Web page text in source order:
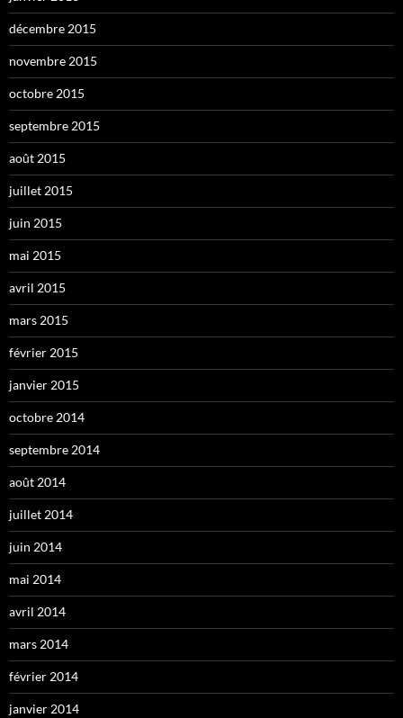
décembre 2015
novembre 2015
octobre 2015
septembre 2015
août 2015
juillet 2015
juin 2015
mai 2015
avril 2015
mars 2015
février 2015
janvier 2015
octobre 2014
septembre 2014
août 2014
juillet 2014
juin 2014
mai 2014
avril 2014
mars 2014
février 2014
janvier 2014